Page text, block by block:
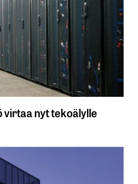
virtaa nyt tekoälylle